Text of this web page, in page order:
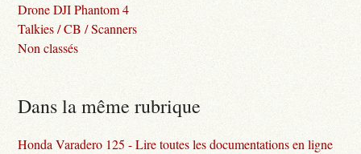
Drone DJI Phantom 4
Talkies / CB / Scanners
Non classés
Dans la même rubrique
Honda Varadero 125 - Lire toutes les documentations en ligne